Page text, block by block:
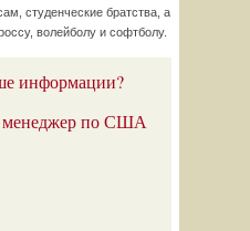
студенческие братства, а
волейболу и софтболу.
информации?
менеджер по США